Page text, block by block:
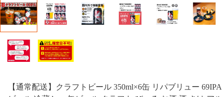
【通常配送】クラフトビール 350ml×6缶 リパブリュー 69IPA